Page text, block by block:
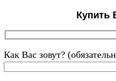
Купить
Как Вас зовут?